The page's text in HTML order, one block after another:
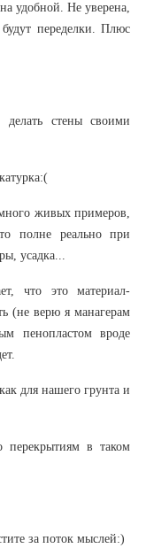
удобной. Не уверена,
переделки. Плюс
стены своими
живых примеров,
полне реально при
усадка...
что это материал-
(не верю я манагерам
пенопластом вроде
для нашего грунта и
перекрытиям в таком
за поток мыслей:)